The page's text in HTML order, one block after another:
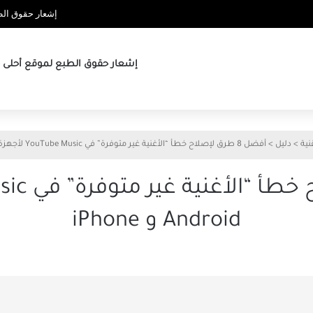
إشعار حقوق
إشعار حقوق الطبع لموقع أحلى
> دليل > أفضل 8 طرق لإصلاح خطأ “الأغنية غير متوفرة” في YouTube Music لأجهزة Android و iPhone
Android و iPhone